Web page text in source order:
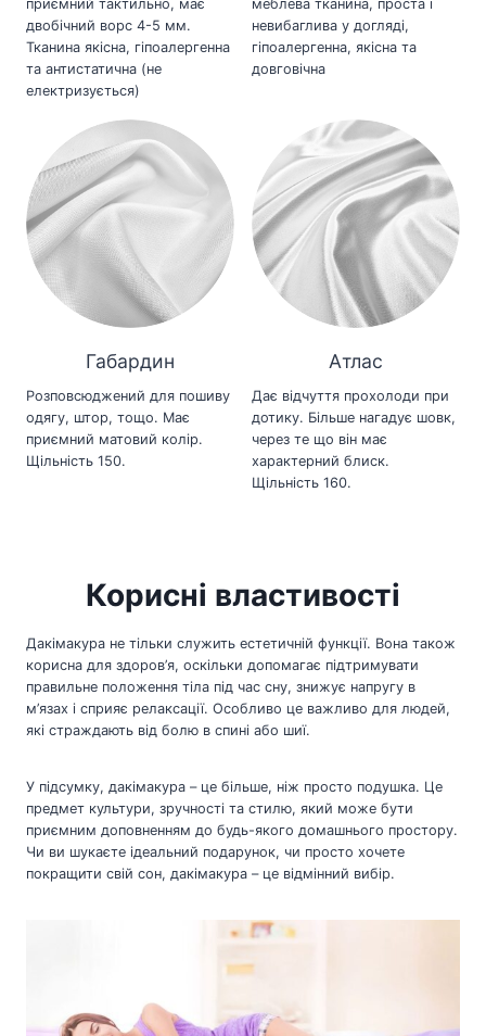
приємний тактильно, має
двобічний ворс 4-5 мм.
Тканина якісна, гіпоалергенна
та антистатична (не
електризується)
меблева тканина, проста і
невибаглива у догляді,
гіпоалергенна, якісна та
довговічна
Габардин
Розповсюджений для пошиву
одягу, штор, тощо. Має
приємний матовий колір.
Щільність 150.
Атлас
Дає відчуття прохолоди при
дотику. Більше нагадує шовк,
через те що він має
характерний блиск.
Щільність 160.
Корисні властивості
Дакімакура не тільки служить естетичній функції. Вона також
корисна для здоров’я, оскільки допомагає підтримувати
правильне положення тіла під час сну, знижує напругу в
м’язах і сприяє релаксації. Особливо це важливо для людей,
які страждають від болю в спині або шиї.
У підсумку, дакімакура – це більше, ніж просто подушка. Це
предмет культури, зручності та стилю, який може бути
приємним доповненням до будь-якого домашнього простору.
Чи ви шукаєте ідеальний подарунок, чи просто хочете
покращити свій сон, дакімакура – це відмінний вибір.